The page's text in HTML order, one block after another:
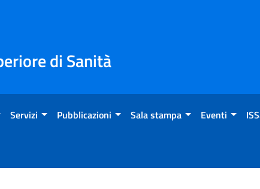
di Sanità
Servizi Pubblicazioni Sala stampa Eventi